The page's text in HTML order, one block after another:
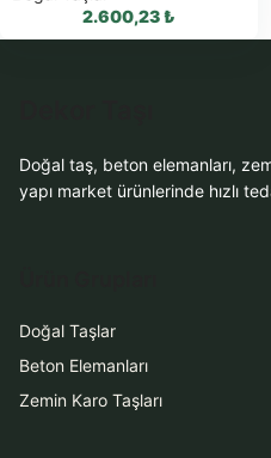
2.600,23₺
WhatsApp ile
Sipariş
Doğal taş, beton elemanları,
yapı market ürünlerinde hızlı
Doğal Taşlar
Beton Elemanları
Zemin Karo Taşları